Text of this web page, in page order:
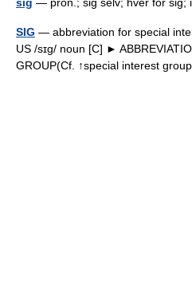
SIG — abbreviation for special
US /sɪɡ/ noun [C] ►
GROUP(Cf. ↑special interest